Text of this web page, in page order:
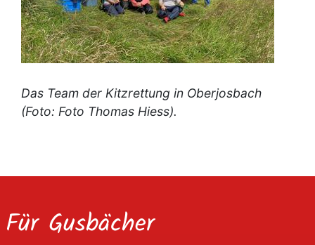
Das Team der Kitzrettung in Oberjosbach
(Foto: Foto Thomas Hiess).
Für Gusbächer